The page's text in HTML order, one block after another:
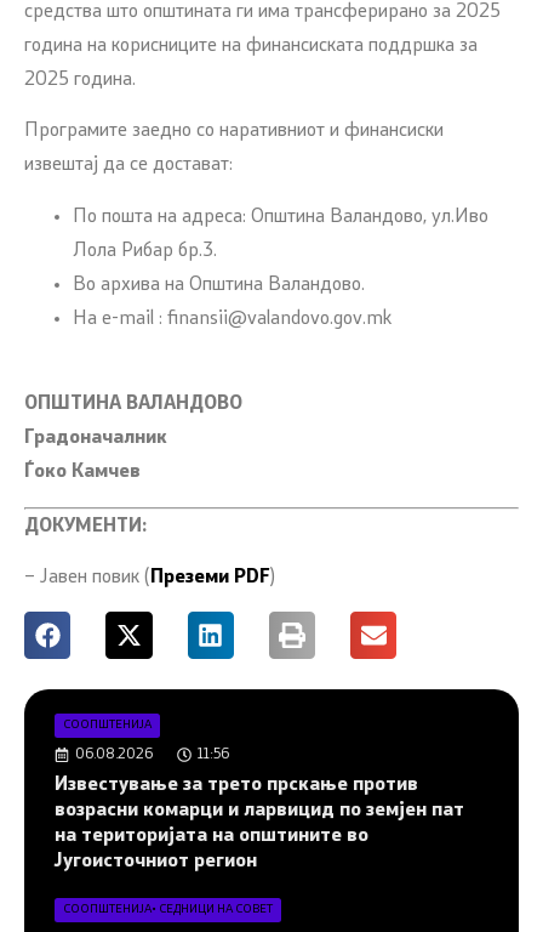
средства што општината ги има трансферирано за 2025
година на корисниците на финансиската поддршка за
2025 година.
Програмите заедно со наративниот и финансиски
извештај да се достават:
По пошта на адреса: Општина Валандово, ул.Иво
Лола Рибар бр.3.
Во архива на Општина Валандово.
На e-mail : finansii@valandovo.gov.mk
ОПШТИНА ВАЛАНДОВО
Градоначалник
Ѓоко Камчев
ДОКУМЕНТИ:
– Јавен повик ( Преземи PDF)
СООПШТЕНИЈА
06.08.2026 11:56
Известување за трето прскање против
возрасни комарци и ларвицид по земјен пат
на територијата на општините во
Југоисточниот регион
СООПШТЕНИЈА• СЕДНИЦИ НА СОВЕТ